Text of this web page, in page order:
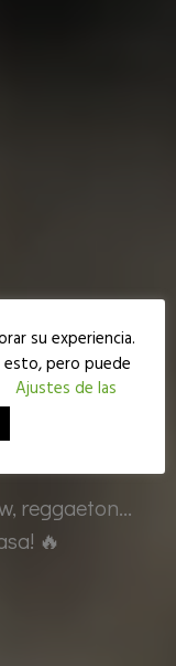
al nivel de la
reggaeton...
🔥
su experiencia.
esto, pero puede
Ajustes de las